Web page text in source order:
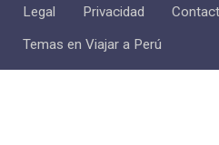
Legal
Privacidad
Temas en Viajar a Perú